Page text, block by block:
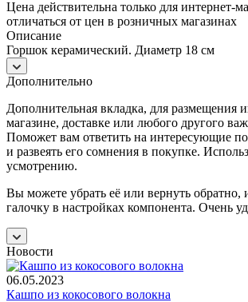
Цена действительна только для интернет-
отличаться от цен в розничных магазинах
Описание
Горшок керамический. Диаметр 18 см
Дополнительно
Дополнительная вкладка, для размещения
магазине, доставке или любого другого
Поможет вам ответить на интересующие
и развеять его сомнения в покупке.
усмотрению.
Вы можете убрать её или вернуть обратно,
галочку в настройках компонента. Очень
Новости
06.05.2023
Кашпо из кокосового волокна